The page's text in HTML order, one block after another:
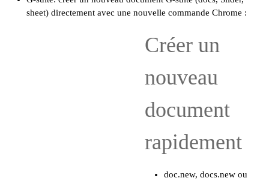
sheet) directement avec une nouvelle commande Chrome :
Créer un
nouveau
document
rapidement
doc.new, docs.new ou